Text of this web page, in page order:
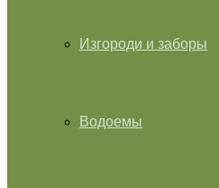
Изгороди и заборы
Водоемы